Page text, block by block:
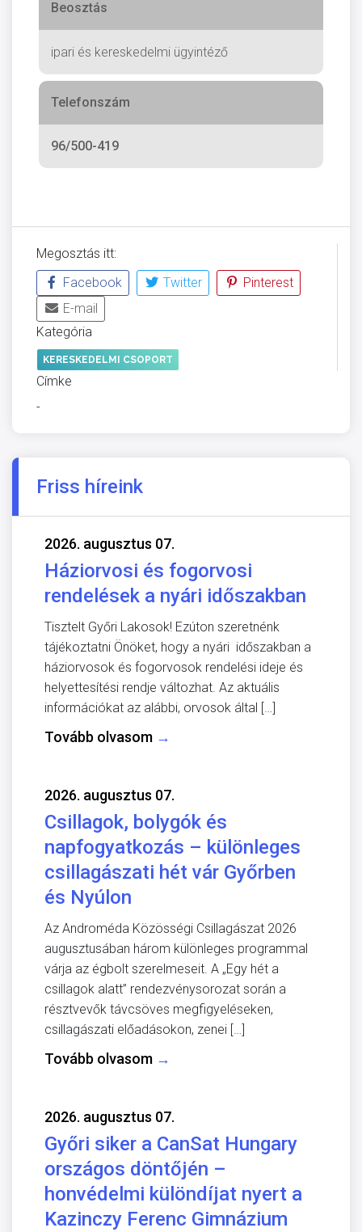
Beosztás
ipari és kereskedelmi ügyintéző
Telefonszám
96/500-419
Megosztás itt:
Facebook
Twitter
Pinterest
E-mail
Kategória
KERESKEDELMI CSOPORT
Címke
-
Friss híreink
2026. augusztus 07.
Háziorvosi és fogorvosi
rendelések a nyári időszakban
Tisztelt Győri Lakosok! Ezúton szeretnénk
tájékoztatni Önöket, hogy a nyári időszakban a
háziorvosok és fogorvosok rendelési ideje és
helyettesítési rendje változhat. Az aktuális
információkat az alábbi, orvosok által […]
Tovább olvasom →
2026. augusztus 07.
Csillagok, bolygók és
napfogyatkozás – különleges
csillagászati hét vár Győrben
és Nyúlon
Az Androméda Közösségi Csillagászat 2026
augusztusában három különleges programmal
várja az égbolt szerelmeseit. A „Egy hét a
csillagok alatt” rendezvénysorozat során a
résztvevők távcsöves megfigyeléseken,
csillagászati előadásokon, zenei […]
Tovább olvasom →
2026. augusztus 07.
Győri siker a CanSat Hungary
országos döntőjén –
honvédelmi különdíjat nyert a
Kazinczy Ferenc Gimnázium